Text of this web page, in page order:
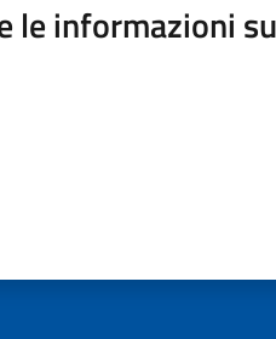
le informazioni